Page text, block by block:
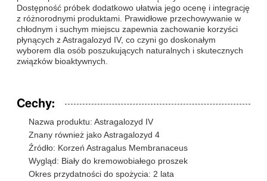
Dostępność próbek dodatkowo ułatwia jego ocenę i integrację
z różnorodnymi produktami. Prawidłowe przechowywanie w
chłodnym i suchym miejscu zapewnia zachowanie korzyści
płynących z Astragalozyd IV, co czyni go doskonałym
wyborem dla osób poszukujących naturalnych i skutecznych
związków bioaktywnych.
Cechy:
Nazwa produktu: Astragalozyd IV
Znany również jako Astragalozyd 4
Źródło: Korzeń Astragalus Membranaceus
Wygląd: Biały do ​​kremowobiałego proszek
Okres przydatności do spożycia: 2 lata